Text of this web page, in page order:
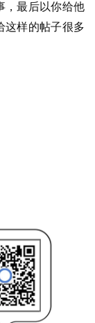
，最后以你给他
这样的帖子很多